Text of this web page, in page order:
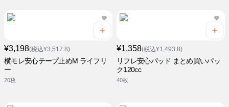
¥3,198(税込¥3,517.8)
横モレ安心テープ止めM ライフリ
ー
20枚
¥1,358(税込¥1,493.8)
リフレ安心パッド まとめ買いパッ
ク120cc
40枚